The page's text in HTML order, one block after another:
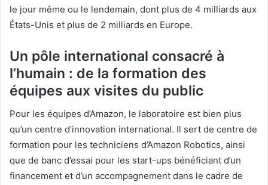
le jour même ou le lendemain, dont plus de 4 milliards aux
États-Unis et plus de 2 milliards en Europe.
Un pôle international consacré à
l’humain : de la formation des
équipes aux visites du public
Pour les équipes d’Amazon, le laboratoire est bien plus
qu’un centre d’innovation international. Il sert de centre de
formation pour les techniciens d’Amazon Robotics, ainsi
que de banc d’essai pour les start-ups bénéficiant d’un
financement et d’un accompagnement dans le cadre de